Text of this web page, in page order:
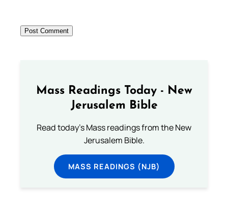
Mass Readings Today - New
Jerusalem Bible
Read today's Mass readings from the New
Jerusalem Bible.
MASS READINGS (NJB)